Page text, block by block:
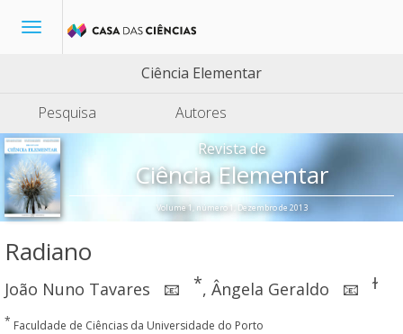
Toggle
Ciência Elementar
Pesquisa
Autores
Revista de
Ciência Elementar
Volume 1, número 1, Dezembro de 2013
Radiano
João Nuno Tavares 📧 *, Ângela Geraldo 📧 ɫ
* Faculdade de Ciências da Universidade do Porto